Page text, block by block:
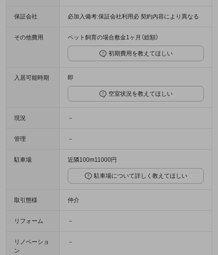
保証会社 必加入備考:保証会社利用必 契約内容により異なる
その他費用 ペット飼育の場合敷金1ヶ月（総額）
初期費用を教えてほしい
入居可能時期 即
空室状況を教えてほしい
現況 －
管理 －
駐車場 近隣100m11000円
駐車場について詳しく教えてほしい
取引態様 仲介
リフォーム －
リノベーショ
ン
－